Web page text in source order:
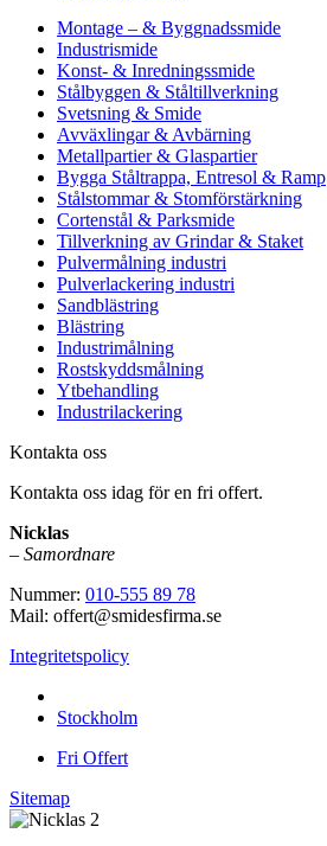
Montage – & Byggnadssmide
Industrismide
Konst- & Inredningssmide
Stålbyggen & Ståltillverkning
Svetsning & Smide
Avväxlingar & Avbärning
Metallpartier & Glaspartier
Bygga Ståltrappa, Entresol & Ramp
Stålstommar & Stomförstärkning
Cortenstål & Parksmide
Tillverkning av Grindar & Staket
Pulvermålning industri
Pulverlackering industri
Sandblästring
Blästring
Industrimålning
Rostskyddsmålning
Ytbehandling
Industrilackering
Kontakta oss
Kontakta oss idag för en fri offert.
Nicklas
– Samordnare
Nummer: 010-555 89 78
Mail: offert@smidesfirma.se
Integritetspolicy
Stockholm
Fri Offert
Sitemap